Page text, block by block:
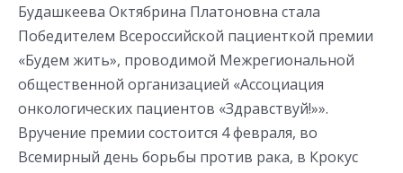
Будашкеева Октябрина Платоновна стала
Победителем Всероссийской пациенткой премии
«Будем жить», проводимой Межрегиональной
общественной организацией «Ассоциация
онкологических пациентов «Здравствуй!»».
Вручение премии состоится 4 февраля, во
Всемирный день борьбы против рака, в Крокус